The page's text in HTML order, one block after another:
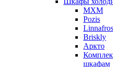
МХМ
Pozis
Briskly
Аркто
шкафам